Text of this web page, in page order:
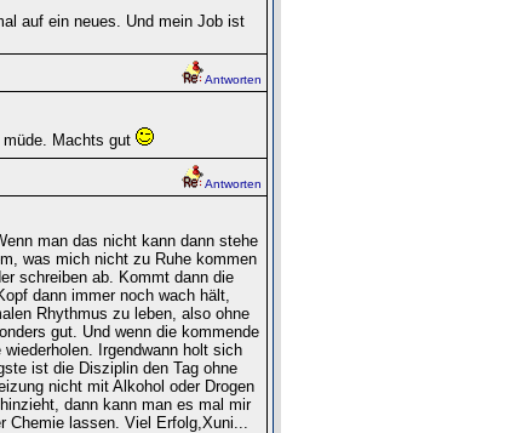
auf ein neues. Und mein Job ist
Antworten
Machts gut
Antworten
man das nicht kann dann stehe
was mich nicht zu Ruhe kommen
schreiben ab. Kommt dann die
dann immer noch wach hält,
Rhythmus zu leben, also ohne
gut. Und wenn die kommende
Irgendwann holt sich
ist die Disziplin den Tag ohne
nicht mit Alkohol oder Drogen
dann kann man es mal mir
lassen. Viel Erfolg,Xuni...